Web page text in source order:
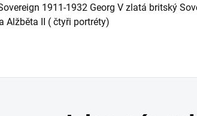
1911-1932 Georg V zlatá britský
Alžběta II ( čtyři portréty)